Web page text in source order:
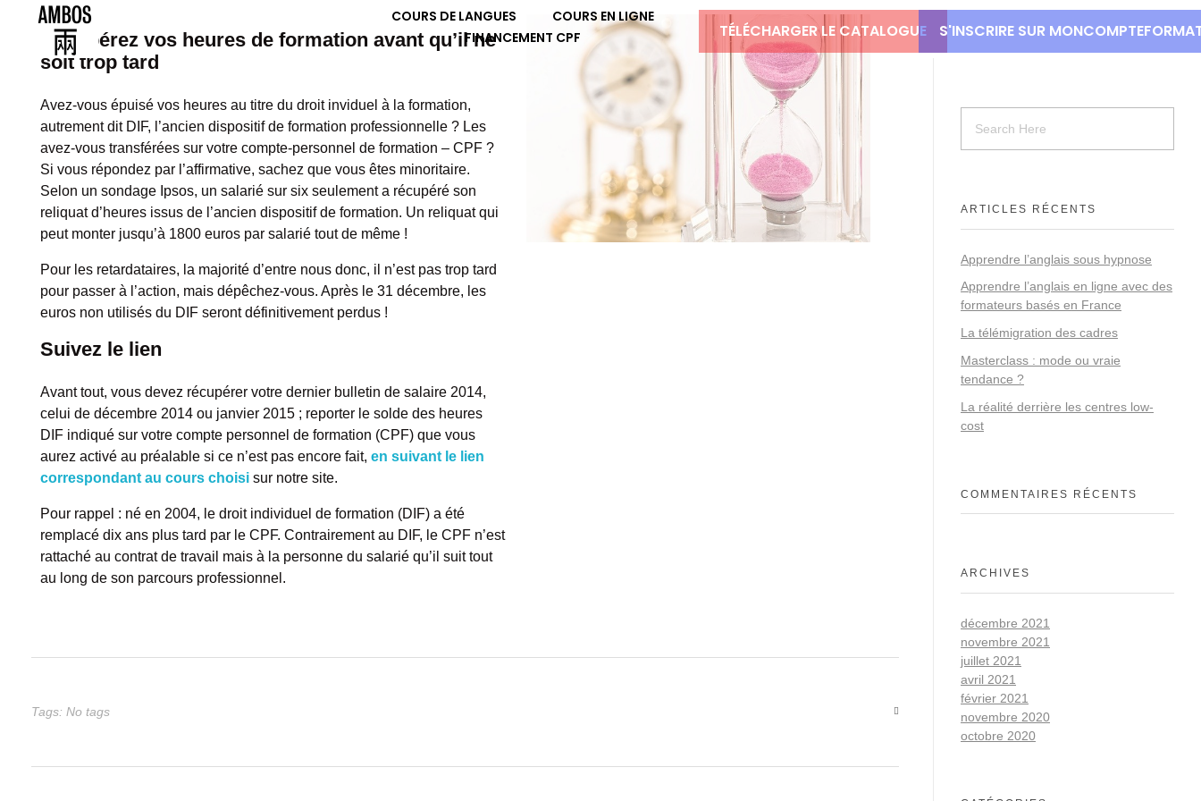
COURS DE LANGUES
COURS EN LIGNE
FINANCEMENT CPF
TÉLÉCHARGER LE CATALOGUE S'INSCRIRE SUR
J
2
p
o
r
g
o
n
v
Récupérez vos heures de formation avant qu’il ne
soit trop tard
Avez-vous épuisé vos heures au titre du droit inviduel à la formation,
autrement dit DIF, l’ancien dispositif de formation professionnelle ? Les
avez-vous transférées sur votre compte-personnel de formation – CPF ?
Si vous répondez par l’affirmative, sachez que vous êtes minoritaire.
Selon un sondage Ipsos, un salarié sur six seulement a récupéré son
reliquat d’heures issus de l’ancien dispositif de formation. Un reliquat qui
peut monter jusqu’à 1800 euros par salarié tout de même !
Pour les retardataires, la majorité d’entre nous donc, il n’est pas trop tard
pour passer à l’action, mais dépêchez-vous. Après le 31 décembre, les
euros non utilisés du DIF seront définitivement perdus !
Suivez le lien
Avant tout, vous devez récupérer votre dernier bulletin de salaire 2014,
celui de décembre 2014 ou janvier 2015 ; reporter le solde des heures
DIF indiqué sur votre compte personnel de formation (CPF) que vous
aurez activé au préalable si ce n’est pas encore fait, en suivant le lien
correspondant au cours choisi sur notre site.
Pour rappel : né en 2004, le droit individuel de formation (DIF) a été
remplacé dix ans plus tard par le CPF. Contrairement au DIF, le CPF n’est
rattaché au contrat de travail mais à la personne du salarié qu’il suit tout
au long de son parcours professionnel.
Tags: No tags
ARTICLES RÉCENTS
Apprendre l’anglais sous hypnose
Apprendre l’anglais en ligne avec des
formateurs basés en France
La télémigration des cadres
Masterclass : mode ou vraie
tendance ?
La réalité derrière les centres low-
cost
COMMENTAIRES RÉCENTS
ARCHIVES
décembre 2021
novembre 2021
juillet 2021
avril 2021
février 2021
novembre 2020
octobre 2020